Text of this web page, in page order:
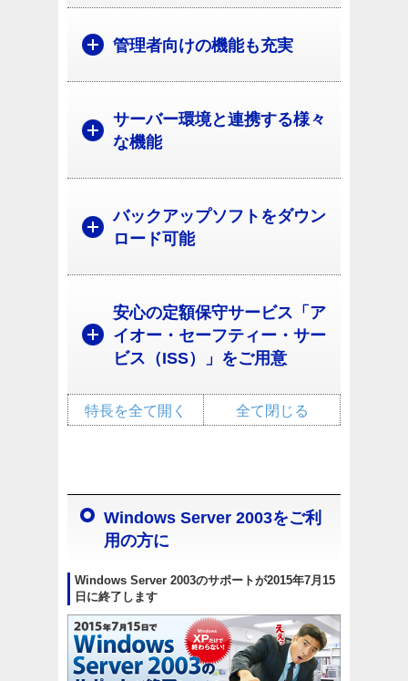
管理者向けの機能も充実
サーバー環境と連携する様々
な機能
バックアップソフトをダウン
ロード可能
安心の定額保守サービス「ア
イオー・セーフティー・サー
ビス（ISS）」をご用意
全て閉じる
特長を全て開く
Windows Server 2003をご利
用の方に
Windows Server 2003のサポートが2015年7月15
日に終了します